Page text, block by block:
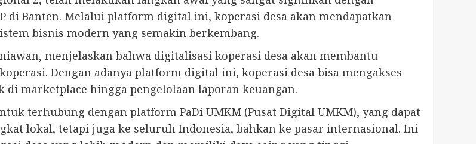
di Banten. Melalui platform digital ini, koperasi desa akan mendapatkan
bisnis modern yang semakin berkembang.
menjelaskan bahwa digitalisasi koperasi desa akan membantu
Dengan adanya platform digital ini, koperasi desa bisa mengakses
marketplace hingga pengelolaan laporan keuangan.
terhubung dengan platform PaDi UMKM (Pusat Digital UMKM), yang dapat
lokal, tetapi juga ke seluruh Indonesia, bahkan ke pasar internasional. Ini